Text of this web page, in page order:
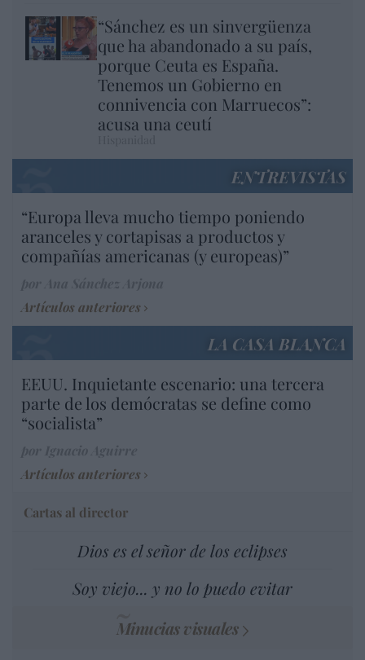
“Sánchez es un sinvergüenza
que ha abandonado a su país,
porque Ceuta es España.
Tenemos un Gobierno en
connivencia con Marruecos”:
acusa una ceutí
ENTREVISTAS
“Europa lleva mucho tiempo poniendo
aranceles y cortapisas a productos y
compañías americanas (y europeas)”
Artículos anteriores
LA CASA BLANCA
EEUU. Inquietante escenario: una tercera
parte de los demócratas se define como
“socialista”
Artículos anteriores
Cartas al director
Dios es el señor de los eclipses
Soy viejo... y no lo puedo evitar
Minucias visuales